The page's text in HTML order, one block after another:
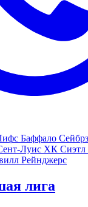
Баффало Сейбрз
Луис ХК Сиэтл
Рейнджерс
лига